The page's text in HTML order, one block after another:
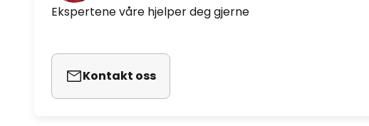
Ekspertene våre hjelper deg gjerne
Kontakt oss